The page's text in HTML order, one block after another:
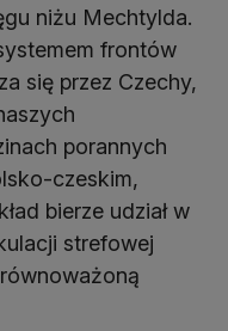
niżu Mechtylda.
frontów
się przez Czechy,
porannych
czeskim,
bierze udział w
strefowej